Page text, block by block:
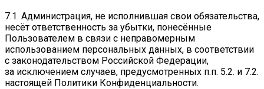
7.1. Администрация, не исполнившая свои обязательства,
несёт ответственность за убытки, понесённые
Пользователем в связи с неправомерным
использованием персональных данных, в соответствии
с законодательством Российской Федерации,
за исключением случаев, предусмотренных п.п. 5.2. и 7.2.
настоящей Политики Конфиденциальности.